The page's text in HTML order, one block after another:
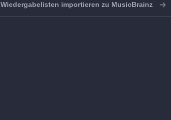
Wiedergabelisten importieren zu MusicBrainz